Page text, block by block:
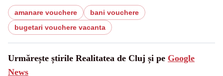
amanare vouchere
bani vouchere
bugetari vouchere vacanta
Urmărește știrile Realitatea de Cluj și pe Google
News